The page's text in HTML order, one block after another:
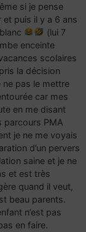
si je pense
et puis il y a 6 ans
(lui 7
enceinte
scolaires
la décision
pas le mettre
car mes
en me disant
parcours PMA
je ne me voyais
d’un pervers
saine et je ne
et est très
quand il veut,
beau parents.
n’est pas
en faire.